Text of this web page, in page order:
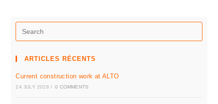
ARTICLES RÉCENTS
Current construction work at ALTO
24 JULY 2026 / 0 COMMENTS